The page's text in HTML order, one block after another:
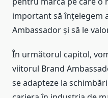
important să înțelegem
Ambassador și să le
În următorul capitol,
viitorul Brand
se adapteze la